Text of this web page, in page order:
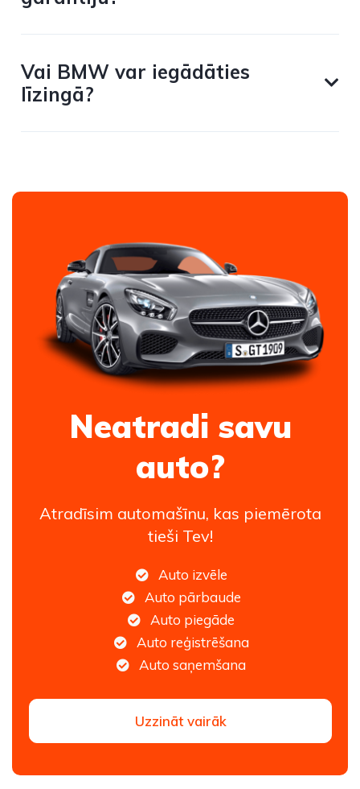
Vai BMW var iegādāties
līzingā?
Neatradi savu
auto?
Atradīsim automašīnu, kas piemērota
tieši Tev!
Auto izvēle
Auto pārbaude
Auto piegāde
Auto reģistrēšana
Auto saņemšana
Uzzināt vairāk